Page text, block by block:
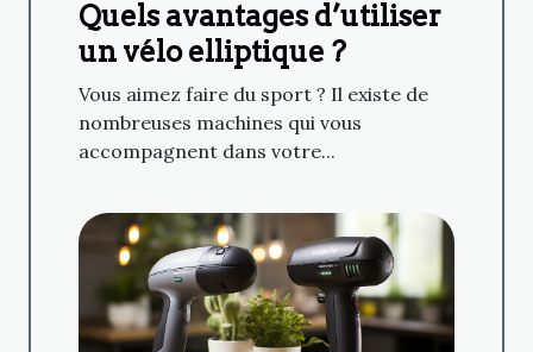
Quels avantages d’utiliser
un vélo elliptique ?
Vous aimez faire du sport ? Il existe de
nombreuses machines qui vous
accompagnent dans votre...